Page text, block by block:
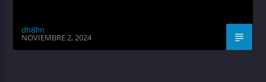
dh8fm
NOVIEMBRE 2, 2024